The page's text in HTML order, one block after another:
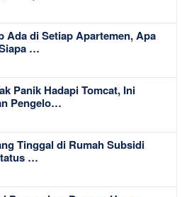
Ada di Setiap Apartemen, Apa
…
Panik Hadapi Tomcat, Ini
Pengelo…
Tinggal di Rumah Subsidi
…